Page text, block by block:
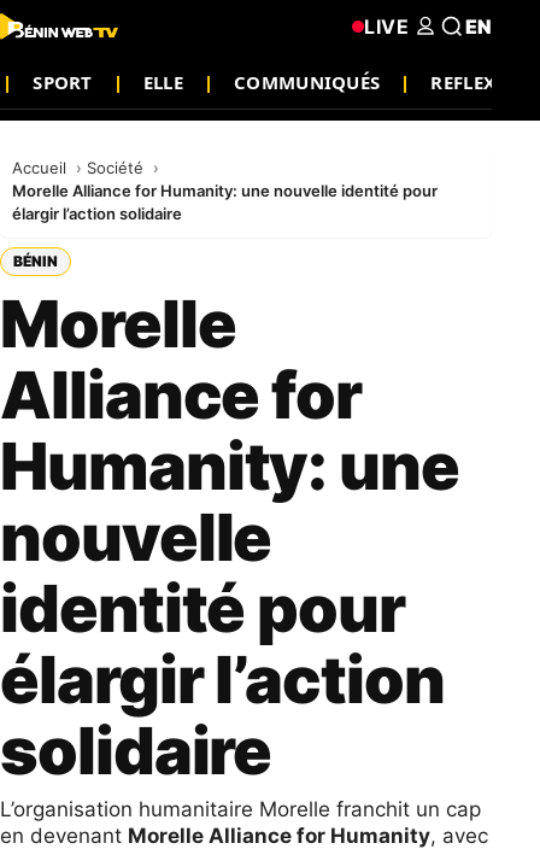
SPORT ELLE COMMUNIQUÉS REFLEXION
LIVE EN
Accueil
Société
Morelle Alliance for Humanity: une nouvelle identité pour
élargir l’action solidaire
BÉNIN
Morelle
Alliance for
Humanity: une
nouvelle
identité pour
élargir l’action
solidaire
L’organisation humanitaire Morelle franchit un cap
en devenant Morelle Alliance for Humanity, avec